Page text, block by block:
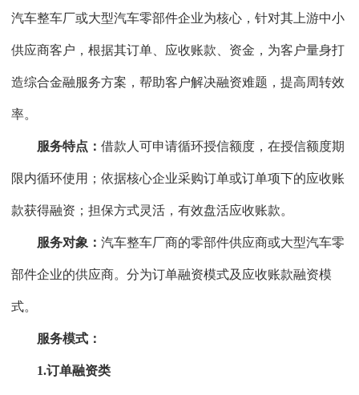
汽车整车厂或大型汽车零部件企业为核心，针对其上游中小
供应商客户，根据其订单、应收账款、资金，为客户量身打
造综合金融服务方案，帮助客户解决融资难题，提高周转效
率。
服务特点：借款人可申请循环授信额度，在授信额度期
限内循环使用；依据核心企业采购订单或订单项下的应收账
款获得融资；担保方式灵活，有效盘活应收账款。
服务对象：汽车整车厂商的零部件供应商或大型汽车零
部件企业的供应商。分为订单融资模式及应收账款融资模
式。
服务模式：
1.订单融资类